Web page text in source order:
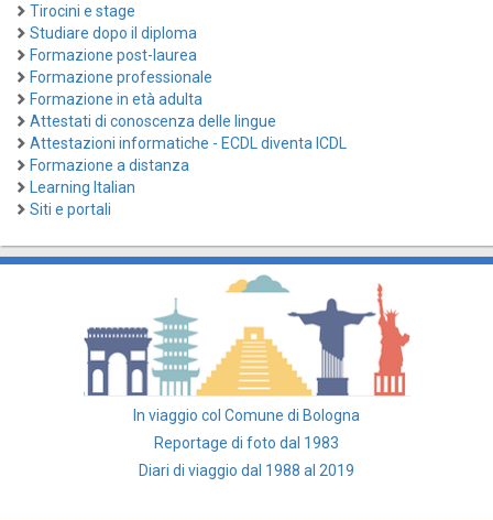
Tirocini e stage
Studiare dopo il diploma
Formazione post-laurea
Formazione professionale
Formazione in età adulta
Attestati di conoscenza delle lingue
Attestazioni informatiche - ECDL diventa ICDL
Formazione a distanza
Learning Italian
Siti e portali
In viaggio col Comune di Bologna
Reportage di foto dal 1983
Diari di viaggio dal 1988 al 2019